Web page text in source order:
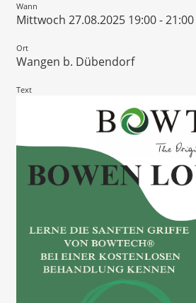
Wann
Mittwoch 27.08.2025 19:00 - 21:00
Ort
Wangen b. Dübendorf
Text